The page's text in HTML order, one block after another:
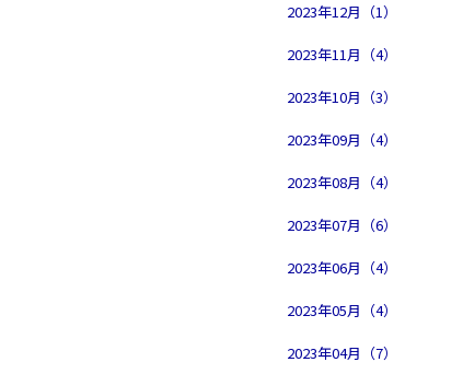
2023年12月（1）
2023年11月（4）
2023年10月（3）
2023年09月（4）
2023年08月（4）
2023年07月（6）
2023年06月（4）
2023年05月（4）
2023年04月（7）